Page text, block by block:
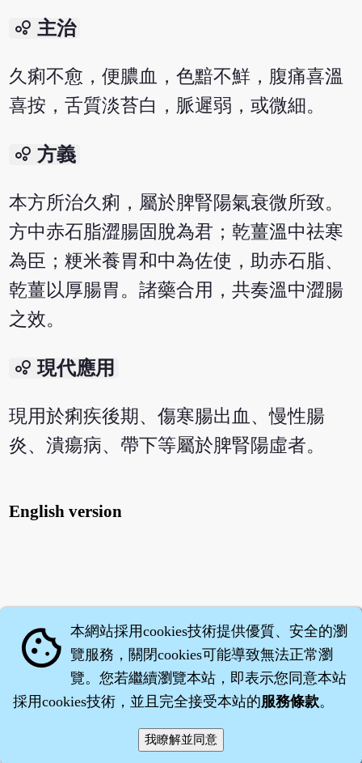
bubble_chart 主治
久痢不愈，便膿血，色黯不鮮，腹痛喜溫
喜按，舌質淡苔白，脈遲弱，或微細。
bubble_chart 方義
本方所治久痢，屬於脾腎陽氣衰微所致。
方中赤石脂澀腸固脫為君；乾薑溫中祛寒
為臣；粳米養胃和中為佐使，助赤石脂、
乾薑以厚腸胃。諸藥合用，共奏溫中澀腸
之效。
bubble_chart 現代應用
現用於痢疾後期、傷寒腸出血、慢性腸
炎、潰瘍病、帶下等屬於脾腎陽虛者。
English version
‧沈藥子©2008～2026
cookie 本網站採用cookies技術提供優質、安全的瀏
覽服務，關閉cookies可能導致無法正常瀏
覽。您若繼續瀏覽本站，即表示您同意本站
採用cookies技術，並且完全接受本站的服務條款。